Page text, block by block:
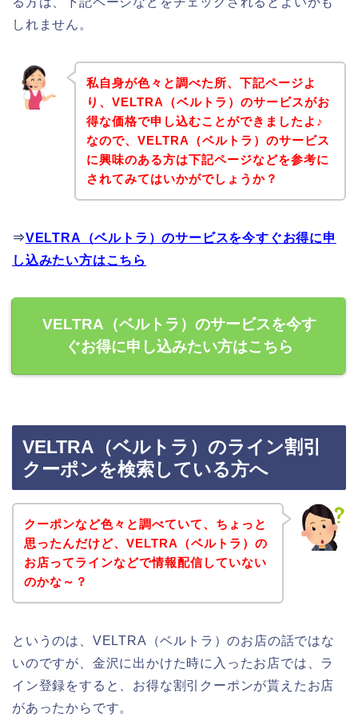
しれません。
私自身が色々と調べた所、下記ページよ
り、VELTRA（ベルトラ）のサービスがお
得な価格で申し込むことができましたよ♪
なので、VELTRA（ベルトラ）のサービス
に興味のある方は下記ページなどを参考に
されてみてはいかがでしょうか？
⇒VELTRA（ベルトラ）のサービスを今すぐお得に申
し込みたい方はこちら
VELTRA（ベルトラ）のサービスを今す
ぐお得に申し込みたい方はこちら
VELTRA（ベルトラ）のライン割引
クーポンを検索している方へ
クーポンなど色々と調べていて、ちょっと
思ったんだけど、VELTRA（ベルトラ）の
お店ってラインなどで情報配信していない
のかな～？
というのは、VELTRA（ベルトラ）のお店の話ではな
いのですが、金沢に出かけた時に入ったお店では、ラ
イン登録をすると、お得な割引クーポンが貰えたお店
があったからです。